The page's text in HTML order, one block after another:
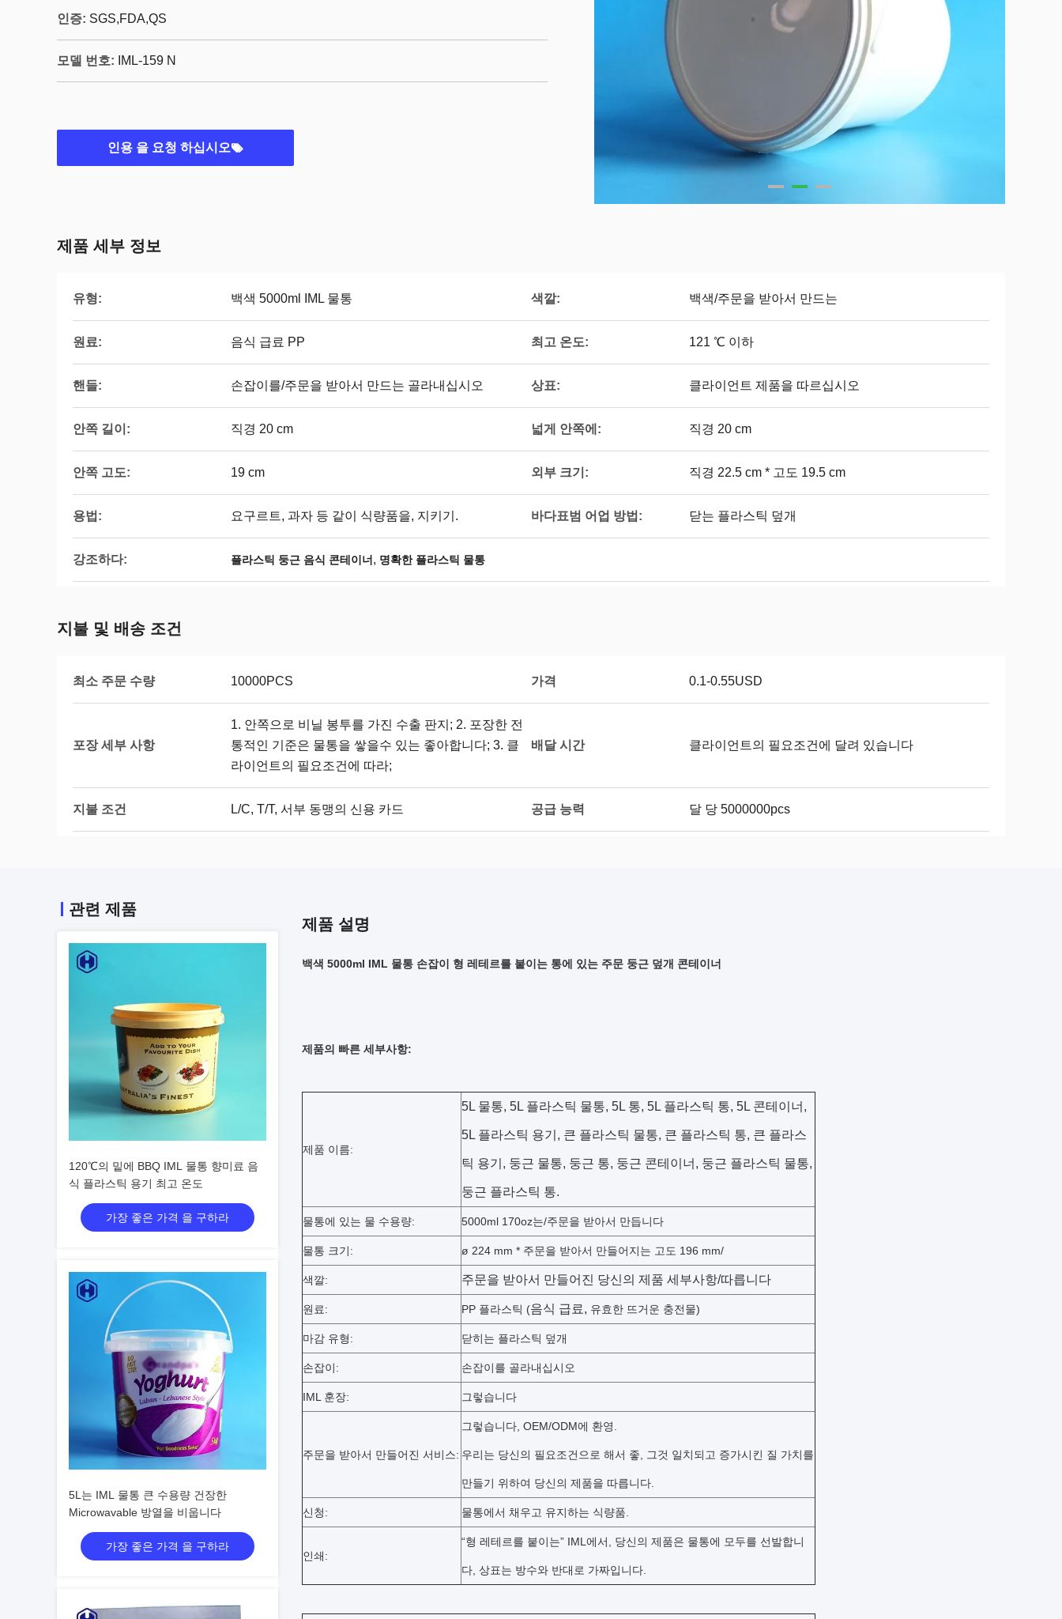
인증: SGS,FDA,QS
모델 번호: IML-159 N
인용 을 요청 하십시오
제품 세부 정보
유형: 백색 5000ml IML 물통 색깔: 백색/주문을 받아서 만드는
원료: 음식 급료 PP 최고 온도: 121 ℃ 이하
핸들: 손잡이를/주문을 받아서 만드는 골라내십시오 상표: 클라이언트 제품을 따르십시오
안쪽 길이: 직경 20 cm 넓게 안쪽에: 직경 20 cm
안쪽 고도: 19 cm 외부 크기: 직경 22.5 cm * 고도 19.5 cm
용법: 요구르트, 과자 등 같이 식량품을, 지키기. 바다표범 어업 방법: 닫는 플라스틱 덮개
강조하다: 플라스틱 둥근 음식 콘테이너 , 명확한 플라스틱 물통
지불 및 배송 조건
최소 주문 수량 10000PCS 가격 0.1-0.55USD
포장 세부 사항
1. 안쪽으로 비닐 봉투를 가진 수출 판지; 2. 포장한 전
통적인 기준은 물통을 쌓을수 있는 좋아합니다; 3. 클
라이언트의 필요조건에 따라;
배달 시간 클라이언트의 필요조건에 달려 있습니다
지불 조건 L/C, T/T, 서부 동맹의 신용 카드 공급 능력 달 당 5000000pcs
관련 제품
120℃의 밑에 BBQ IML 물통 향미료 음
식 플라스틱 용기 최고 온도
가장 좋은 가격 을 구하라
5L는 IML 물통 큰 수용량 건장한
Microwavable 방열을 비웁니다
가장 좋은 가격 을 구하라
제품 설명
백색 5000ml IML 물통 손잡이 형 레테르를 붙이는 통에 있는 주문 둥근 덮개 콘테이너
제품의 빠른 세부사항:
제품 이름:
5L 물통, 5L 플라스틱 물통, 5L 통, 5L 플라스틱 통, 5L 콘테이너,
5L 플라스틱 용기, 큰 플라스틱 물통, 큰 플라스틱 통, 큰 플라스
틱 용기, 둥근 물통, 둥근 통, 둥근 콘테이너, 둥근 플라스틱 물통,
둥근 플라스틱 통.
물통에 있는 물 수용량: 5000ml 170oz는/주문을 받아서 만듭니다
물통 크기: ø 224 mm * 주문을 받아서 만들어지는 고도 196 mm/
색깔: 주문을 받아서 만들어진 당신의 제품 세부사항/따릅니다
원료: PP 플라스틱 (음식 급료, 유효한 뜨거운 충전물)
마감 유형: 닫히는 플라스틱 덮개
손잡이: 손잡이를 골라내십시오
IML 훈장: 그렇습니다
주문을 받아서 만들어진 서비스:
그렇습니다, OEM/ODM에 환영.
우리는 당신의 필요조건으로 해서 좋, 그것 일치되고 증가시킨 질 가치를
만들기 위하여 당신의 제품을 따릅니다.
신청: 물통에서 채우고 유지하는 식량품.
인쇄:
“형 레테르를 붙이는” IML에서, 당신의 제품은 물통에 모두를 선발합니
다, 상표는 방수와 반대로 가짜입니다.